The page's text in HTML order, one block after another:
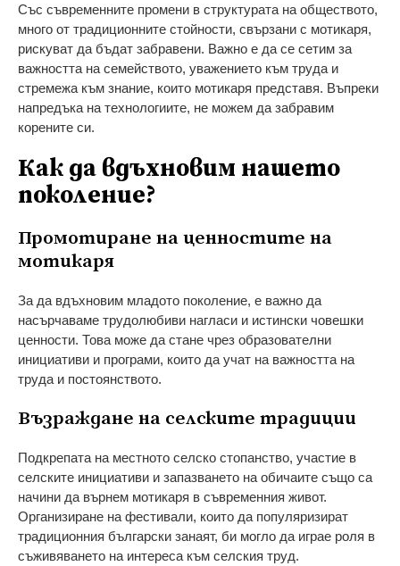
Със съвременните промени в структурата на обществото,
много от традиционните стойности, свързани с мотикаря,
рискуват да бъдат забравени. Важно е да се сетим за
важността на семейството, уважението към труда и
стремежа към знание, които мотикаря представя. Въпреки
напредъка на технологиите, не можем да забравим
корените си.
Как да вдъхновим нашето
поколение?
Промотиране на ценностите на
мотикаря
За да вдъхновим младото поколение, е важно да
насърчаваме трудолюбиви нагласи и истински човешки
ценности. Това може да стане чрез образователни
инициативи и програми, които да учат на важността на
труда и постоянството.
Възраждане на селските традиции
Подкрепата на местното селско стопанство, участие в
селските инициативи и запазването на обичаите също са
начини да върнем мотикаря в съвременния живот.
Организиране на фестивали, които да популяризират
традиционния български занаят, би могло да играе роля в
съживяването на интереса към селския труд.